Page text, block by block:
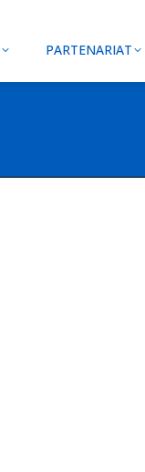
PARTENARIAT